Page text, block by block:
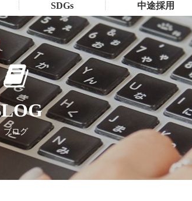
SDGs 中途採用
ブログ